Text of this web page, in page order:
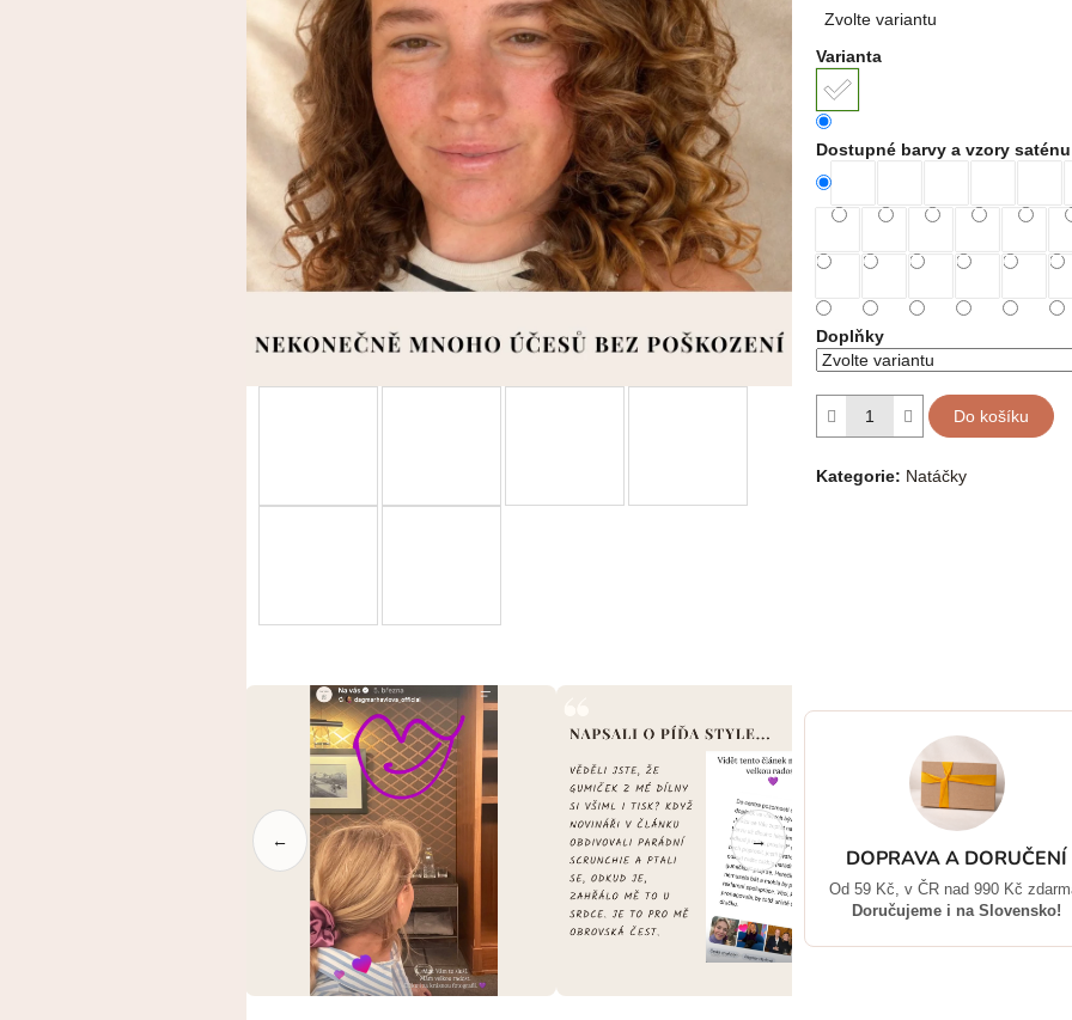
cena:
Zvolte variantu
Varianta
Dostupné barvy a vzory saténu
Doplňky
Do košíku
Kategorie: Natáčky
← →
DOPRAVA A DORUČENÍ
Od 59 Kč, v ČR nad 990 Kč
Doručujeme i na Slovensko!